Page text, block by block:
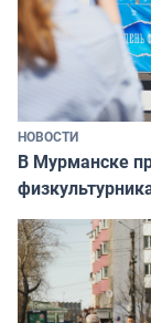
НОВОСТИ
В Мурманске